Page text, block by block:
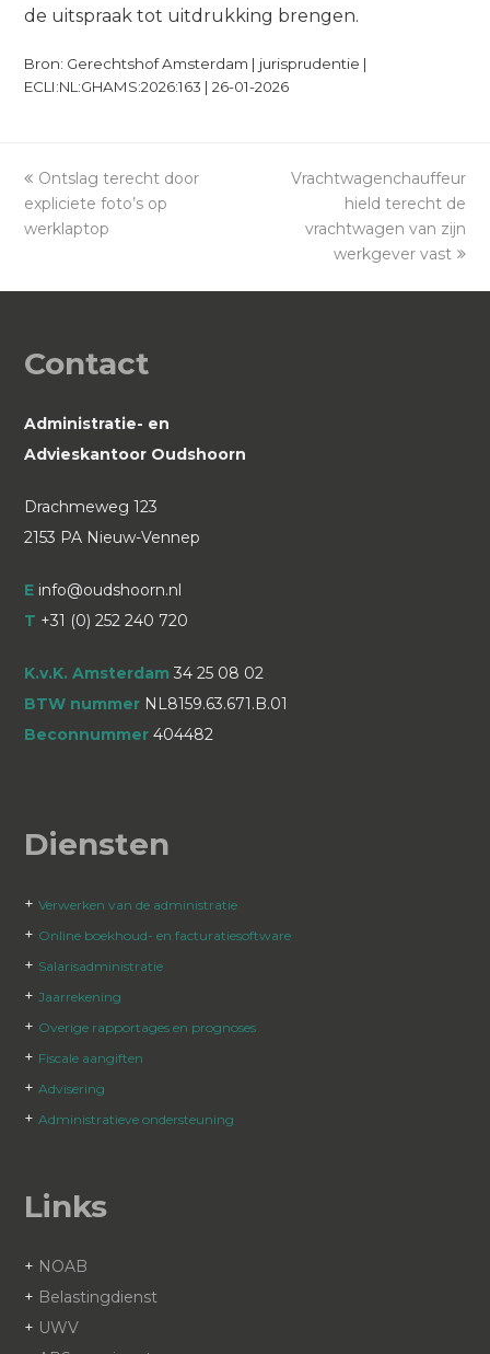
de uitspraak tot uitdrukking brengen.
Bron: Gerechtshof Amsterdam | jurisprudentie |
ECLI:NL:GHAMS:2026:163 | 26-01-2026
previous
post:
Ontslag terecht door
expliciete foto’s op
werklaptop
next
Vrachtwagenchauffeur
hield terecht de
vrachtwagen van zijn
werkgever vast
Contact
Administratie- en
Advieskantoor Oudshoorn
Drachmeweg 123
2153 PA Nieuw-Vennep
E info@oudshoorn.nl
T +31 (0) 252 240 720
K.v.K. Amsterdam 34 25 08 02
BTW nummer NL8159.63.671.B.01
Beconnummer 404482
Diensten
+Verwerken van de administratie
+ Online boekhoud- en facturatiesoftware
+ Salarisadministratie
+Jaarrekening
+ Overige rapportages en prognoses
+ Fiscale aangiften
+Advisering
+Administratieve ondersteuning
Links
+ NOAB
+ Belastingdienst
+ UWV